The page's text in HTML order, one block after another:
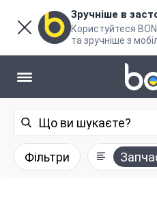
Зручніше в
Користуйтеся
та зручніше з
Фільтри